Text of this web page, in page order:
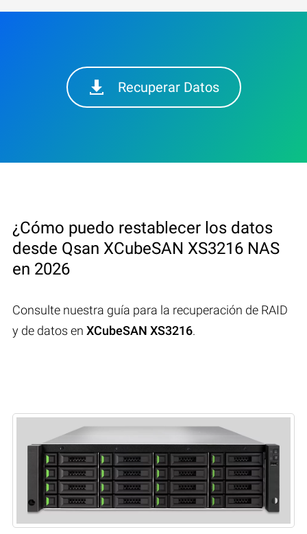
Recuperar Datos
¿Cómo puedo restablecer los datos
desde Qsan XCubeSAN XS3216 NAS
en 2026
Consulte nuestra guía para la recuperación de RAID
y de datos en XCubeSAN XS3216.